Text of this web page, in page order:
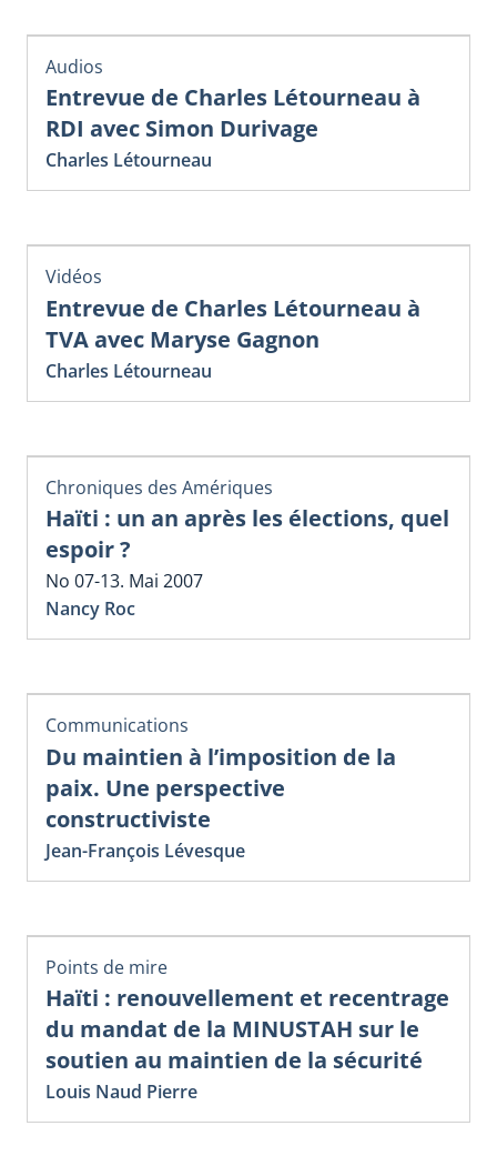
Audios
Entrevue de Charles Létourneau à
RDI avec Simon Durivage
Charles Létourneau
Vidéos
Entrevue de Charles Létourneau à
TVA avec Maryse Gagnon
Charles Létourneau
Chroniques des Amériques
Haïti : un an après les élections, quel
espoir ?
No 07-13. Mai 2007
Nancy Roc
Communications
Du maintien à l’imposition de la
paix. Une perspective
constructiviste
Jean-François Lévesque
Points de mire
Haïti : renouvellement et recentrage
du mandat de la MINUSTAH sur le
soutien au maintien de la sécurité
Louis Naud Pierre